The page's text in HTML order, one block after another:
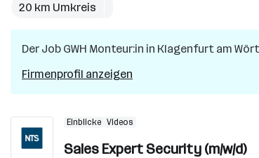
20 km Umkreis
Der Job GWH Monteur:in in Klagenfurt am
Firmenprofil anzeigen
Einblicke Videos
Sales Expert Security (m/w/d)